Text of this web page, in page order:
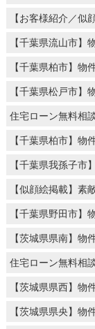
【お客様紹介／似
【千葉県流山市】
【千葉県柏市】物
【千葉県松戸市】
住宅ローン無料相
【千葉県柏市】物
【千葉県我孫子市
【似顔絵掲載】素
【千葉県野田市】
【茨城県県南】物
住宅ローン無料相
【茨城県県西】物
【茨城県県央】物